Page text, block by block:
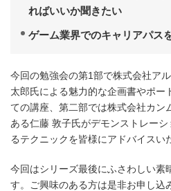
ればいいか聞きたい
ゲーム業界でのキャリアパス
今回の勉強会の第1部で株式会社ア
太郎氏による魅力的な企画書やポー
ての講座、第二部では株式会社カン
ある仁藤 敦子氏がデモンストレー
るテクニックを皆様にアドバイスい
今回はシリーズ最後にふさわしい素
す。ご興味のある方は是非お申し込